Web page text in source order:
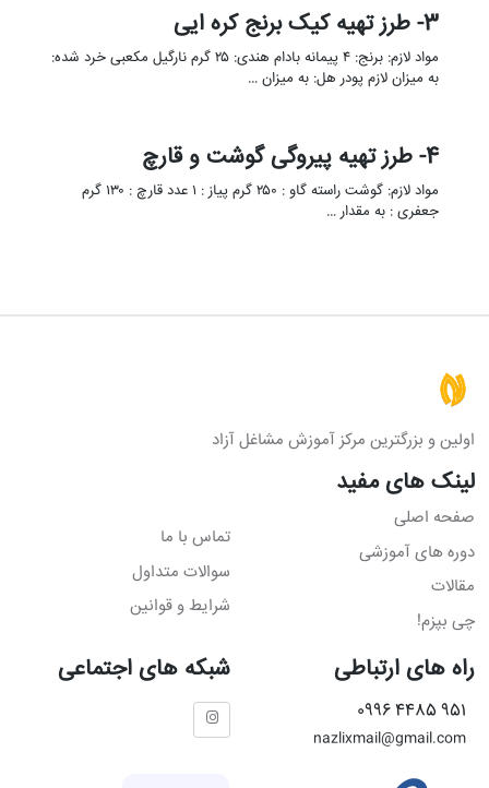
3- طرز تهیه کیک برنج کره ایی
مواد لازم: برنج: ۴ پیمانه بادام هندی: ۲۵ گرم نارگیل مکعبی خرد شده:
به میزان لازم پودر هل: به میزان …
4- طرز تهیه پیروگی گوشت و قارچ
مواد لازم: گوشت راسته گاو : ۲۵۰ گرم پیاز : ۱ عدد قارچ : ۱۳۰ گرم
جعفری : به مقدار …
اولین و بزرگترین مرکز آموزش مشاغل آزاد
لینک های مفید
صفحه اصلی
دوره های آموزشی
مقالات
چی بپزم!
تماس با ما
سوالات متداول
شرایط و قوانین
راه های ارتباطی
951 4485 0996
nazlixmail@gmail.com
شبکه های اجتماعی